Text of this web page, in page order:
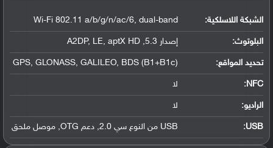
الشبكة اللاسلكية: Wi-Fi 802.11 a/b/g/n/ac/6, dual-band
البلوتوث: إصدار 5.3, A2DP, LE, aptX HD
تحديد المواقع:
GPS, GLONASS, GALILEO, BDS (B1+B1c)
NFC
: لا
الراديو: لا
USB
: USB من النوع سي 2.0, دعم OTG, موصل ملحق